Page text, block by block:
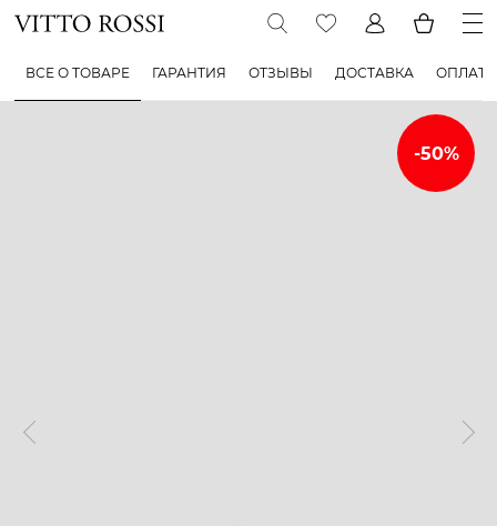
ВСЕ О ТОВАРЕ ГАРАНТИЯ ОТЗЫВЫ ДОСТАВКА ОПЛАТА